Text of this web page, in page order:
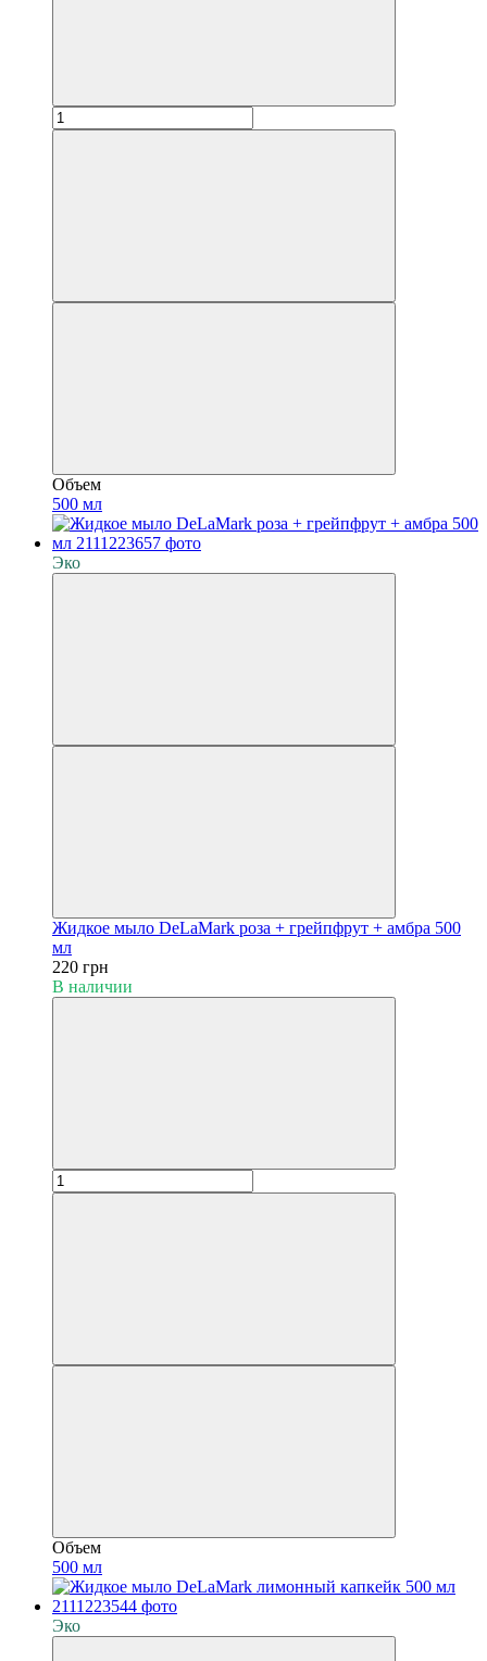
Объем
500 мл
Эко
Жидкое мыло DeLaMark роза + грейпфрут + амбра 500
мл
220 грн
В наличии
Объем
500 мл
Эко